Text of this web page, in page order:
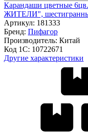
Карандаши цветные
ЖИТЕЛИ",
Артикул: 181333
Бренд: Пифагор
Производитель: Китай
Код 1С: 10722671
Другие характеристики